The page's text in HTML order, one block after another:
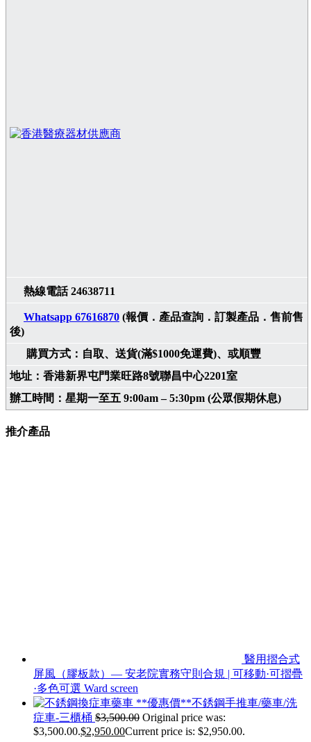
熱線電話 24638711
Whatsapp 67616870 (報價．產品查詢．訂製產品．售前售
後)
購買方式：自取、送貨(滿$1000免運費)、或順豐
地址：香港新界屯門業旺路8號聯昌中心2201室
辦工時間：星期一至五 9:00am – 5:30pm (公眾假期休息)
推介產品
醫用摺合式
屏風（膠板款）— 安老院實務守則合規 | 可移動·可摺疊
·多色可選 Ward screen
**優惠價**不銹鋼手推車/藥車/洗
症車-三櫃桶 $3,500.00 Original price was:
$3,500.00.$2,950.00Current price is: $2,950.00.